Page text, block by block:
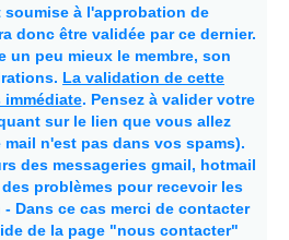
soumise à l'approbation de
donc être validée par ce dernier.
un peu mieux le membre, son
La validation de cette
. Pensez à valider votre
sur le lien que vous allez
mail n'est pas dans vos spams).
des messageries gmail, hotmail
problèmes pour recevoir les
Dans ce cas merci de contacter
de la page "nous contacter"